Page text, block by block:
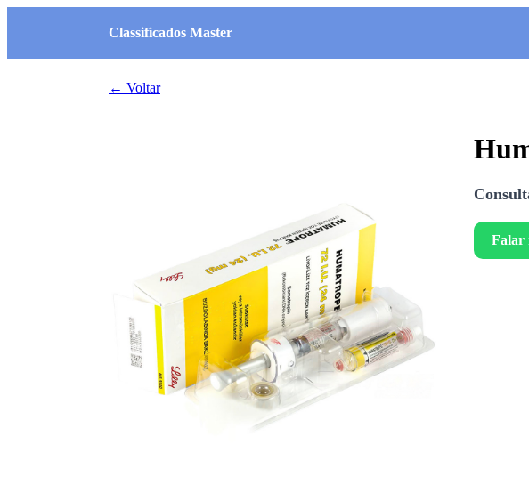
Classificados Master
← Voltar
Falar